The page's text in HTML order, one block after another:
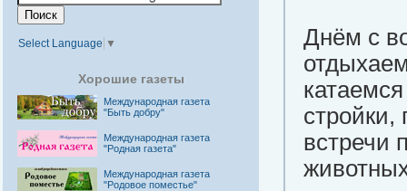
Select Language ▼
Хорошие газеты
Международная газета
"Быть добру"
Международная газета
"Родная газета"
Международная газета
"Родовое поместье"
Днём с
встречи